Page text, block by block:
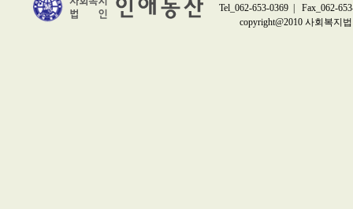
Tel_062-653-0369 | Fax_062-
copyright@2010 사회복지